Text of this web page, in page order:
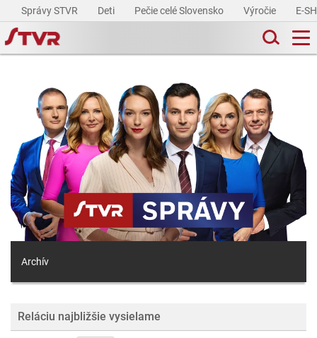
Správy STVR Deti Pečie celé Slovensko Výročie E-
Archív
Reláciu najbližšie vysielame